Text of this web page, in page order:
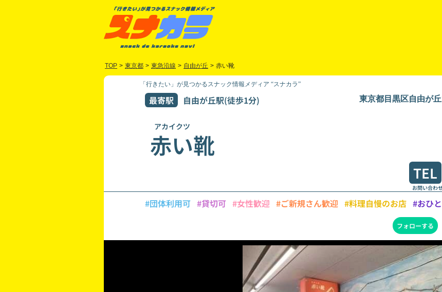
TOP > 東京都 > 東急沿線 > 自由が丘 > 赤い靴
「行きたい」が見つかるスナック情報メディア “スナカラ”
最寄駅 自由が丘駅(徒歩1分) 東京都目黒区自由が
アカイクツ
赤い靴
TEL
お問い合わ
#団体利用可 #貸切可 #女性歓迎 #ご新規さん歓迎 #料理自慢のお店 #おひ
フォローする